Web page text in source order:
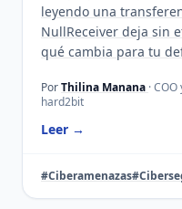
leyendo una
NullReceiver deja sin
qué cambia para tu
PorThilina Manana ·
hard2bit
Leer →
#Ciberamenazas